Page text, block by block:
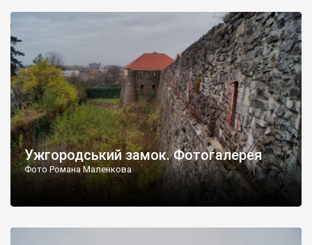
прихильників фортифікаційної архітектури Ужгородський
Ужгородський замок. Фотогалерея
Фото Романа Маленкова